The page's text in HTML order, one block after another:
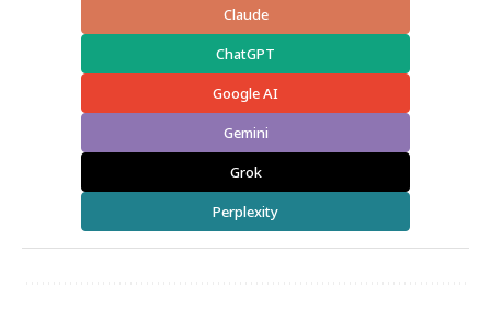
Claude
ChatGPT
Google AI
Gemini
Grok
Perplexity